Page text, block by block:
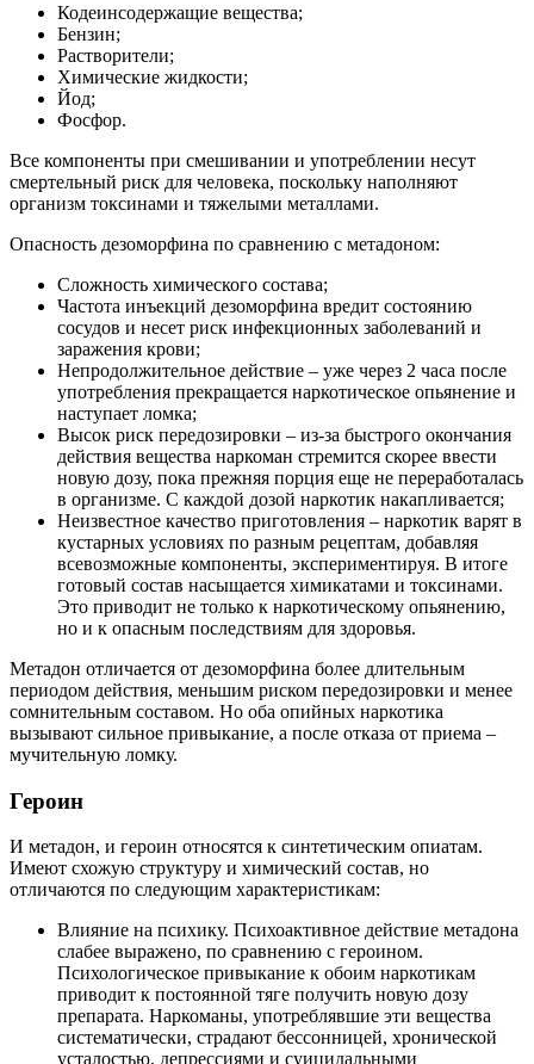
Кодеинсодержащие вещества;
Бензин;
Растворители;
Химические жидкости;
Йод;
Фосфор.
Все компоненты при смешивании и употреблении несут
смертельный риск для человека, поскольку наполняют
организм токсинами и тяжелыми металлами.
Опасность дезоморфина по сравнению с метадоном:
Сложность химического состава;
Частота инъекций дезоморфина вредит состоянию
сосудов и несет риск инфекционных заболеваний и
заражения крови;
Непродолжительное действие – уже через 2 часа после
употребления прекращается наркотическое опьянение и
наступает ломка;
Высок риск передозировки – из-за быстрого окончания
действия вещества наркоман стремится скорее ввести
новую дозу, пока прежняя порция еще не переработалась
в организме. С каждой дозой наркотик накапливается;
Неизвестное качество приготовления – наркотик варят в
кустарных условиях по разным рецептам, добавляя
всевозможные компоненты, экспериментируя. В итоге
готовый состав насыщается химикатами и токсинами.
Это приводит не только к наркотическому опьянению,
но и к опасным последствиям для здоровья.
Метадон отличается от дезоморфина более длительным
периодом действия, меньшим риском передозировки и менее
сомнительным составом. Но оба опийных наркотика
вызывают сильное привыкание, а после отказа от приема –
мучительную ломку.
Героин
И метадон, и героин относятся к синтетическим опиатам.
Имеют схожую структуру и химический состав, но
отличаются по следующим характеристикам:
Влияние на психику. Психоактивное действие метадона
слабее выражено, по сравнению с героином.
Психологическое привыкание к обоим наркотикам
приводит к постоянной тяге получить новую дозу
препарата. Наркоманы, употреблявшие эти вещества
систематически, страдают бессонницей, хронической
усталостью, депрессиями и суицидальными